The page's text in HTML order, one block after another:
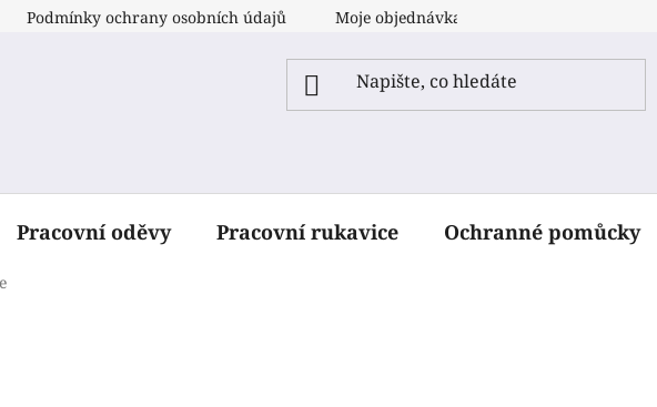
Podmínky ochrany osobních údajů Moje objednávka
Pracovní oděvy Pracovní rukavice Ochranné pomůcky